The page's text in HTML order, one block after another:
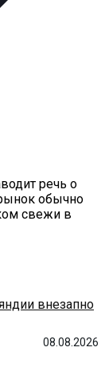
08.08.2026
внезапно
речь о
обычно
свежи в